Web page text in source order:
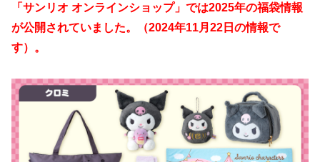
「サンリオ オンラインショップ」では2025年の福袋情報
が公開されていました。（2024年11月22日の情報で
す）。